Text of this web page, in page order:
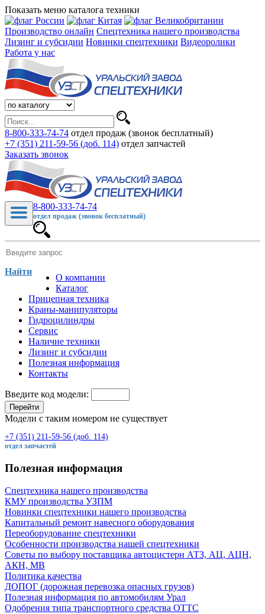
Показать меню каталога техники
Производство онлайн Спецтехника нашего производства
Лизинг и субсидии Новинки спецтехники Видеоролики
Работа у нас
8-800-333-74-74 отдел продаж (звонок бесплатный)
+7 (351) 211-59-56 (доб. 114) отдел запчастей
Заказать звонок
8-800-333-74-74
отдел продаж (звонок бесплатный)
Найти
О компании
Каталог
Прицепная техника
Краны-манипуляторы
Гидроцилиндры
Сервис
Наличие техники
Лизинг и субсидии
Полезная информация
Контакты
Введите код модели:
Перейти
Модели с таким номером не существует
+7 (351) 211-59-56 (доб. 114)
отдел запчастей
Полезная информация
Спецтехника нашего производства
КМУ производства УЗПМ
Новинки спецтехники нашего производства
Капитальный ремонт навесного оборудования
Переоборудование спецтехники
Особенности производства нашей спецтехники
Советы по выбору поставщика автоцистерн АТЗ, АЦ, АЦН,
АКН, МВ
Политика качества
ДОПОГ (дорожная перевозка опасных грузов)
Полезная информация по автомобилям Урал
Одобрения типа транспортного средства ОТТС